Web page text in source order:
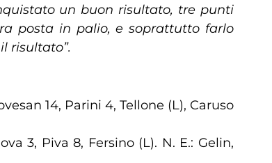
un buon risultato, tre punti
posta in palio, e soprattutto farlo
risultato”.
14, Parini 4, Tellone (L), Caruso
3, Piva 8, Fersino (L). N. E.: Gelin,